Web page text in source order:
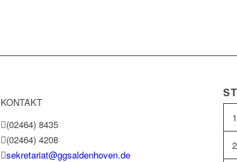
KONTAKT
(02464) 8435
(02464) 4208
sekretariat@ggsaldenhoven.de